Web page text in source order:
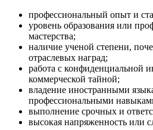
профессиональный опыт и
уровень образования или
мастерства;
наличие ученой степени,
отраслевых наград;
работа с конфиденциальной
коммерческой тайной;
владение иностранными
профессиональными
выполнение срочных и
высокая напряженность или